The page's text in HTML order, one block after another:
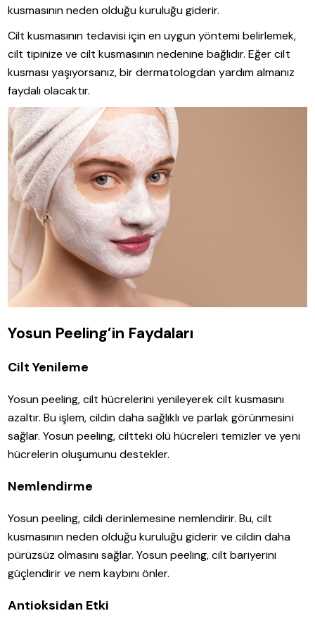
kusmasının neden olduğu kuruluğu giderir.
Cilt kusmasının tedavisi için en uygun yöntemi belirlemek,
cilt tipinize ve cilt kusmasının nedenine bağlıdır. Eğer cilt
kusması yaşıyorsanız, bir dermatologdan yardım almanız
faydalı olacaktır.
Yosun Peeling’in Faydaları
Cilt Yenileme
Yosun peeling, cilt hücrelerini yenileyerek cilt kusmasını
azaltır. Bu işlem, cildin daha sağlıklı ve parlak görünmesini
sağlar. Yosun peeling, ciltteki ölü hücreleri temizler ve yeni
hücrelerin oluşumunu destekler.
Nemlendirme
Yosun peeling, cildi derinlemesine nemlendirir. Bu, cilt
kusmasının neden olduğu kuruluğu giderir ve cildin daha
pürüzsüz olmasını sağlar. Yosun peeling, cilt bariyerini
güçlendirir ve nem kaybını önler.
Antioksidan Etki